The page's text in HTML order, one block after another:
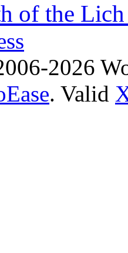
of the
2026
. Valid